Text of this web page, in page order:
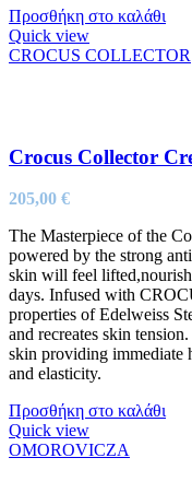
Προσθήκη στο καλάθι
Quick view
CROCUS COLLECTOR
Crocus Collector
205,00 €
The Masterpiece of the
powered by the strong
skin will feel
days. Infused with
properties of Edelweiss
and recreates skin
skin providing immediate
and elasticity.
Προσθήκη στο καλάθι
Quick view
OMOROVICZA